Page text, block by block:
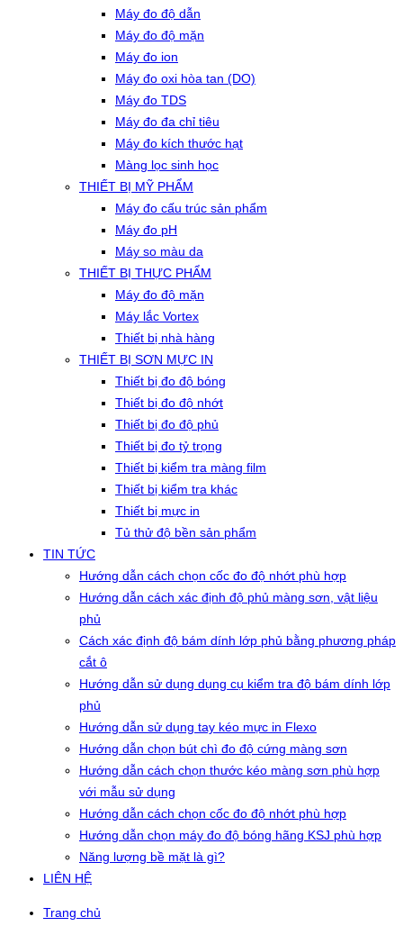
Máy đo độ dẫn
Máy đo độ mặn
Máy đo ion
Máy đo oxi hòa tan (DO)
Máy đo TDS
Máy đo đa chỉ tiêu
Máy đo kích thước hạt
Màng lọc sinh học
THIẾT BỊ MỸ PHẨM
Máy đo cấu trúc sản phẩm
Máy đo pH
Máy so màu da
THIẾT BỊ THỰC PHẨM
Máy đo độ mặn
Máy lắc Vortex
Thiết bị nhà hàng
THIẾT BỊ SƠN MỰC IN
Thiết bị đo độ bóng
Thiết bị đo độ nhớt
Thiết bị đo độ phủ
Thiết bị đo tỷ trọng
Thiết bị kiểm tra màng film
Thiết bị kiểm tra khác
Thiết bị mực in
Tủ thử độ bền sản phẩm
TIN TỨC
Hướng dẫn cách chọn cốc đo độ nhớt phù hợp
Hướng dẫn cách xác định độ phủ màng sơn, vật liệu
phủ
Cách xác định độ bám dính lớp phủ bằng phương pháp
cắt ô
Hướng dẫn sử dụng dụng cụ kiểm tra độ bám dính lớp
phủ
Hướng dẫn sử dụng tay kéo mực in Flexo
Hướng dẫn chọn bút chì đo độ cứng màng sơn
Hướng dẫn cách chọn thước kéo màng sơn phù hợp
với mẫu sử dụng
Hướng dẫn cách chọn cốc đo độ nhớt phù hợp
Hướng dẫn chọn máy đo độ bóng hãng KSJ phù hợp
Năng lượng bề mặt là gì?
LIÊN HỆ
Trang chủ